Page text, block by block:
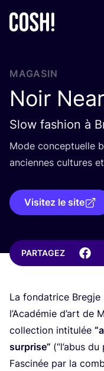
MAGASIN
Noir
Slow fashion à
Mode concep­tuelle
anciennes cultures
Visitez le site
PARTAGEZ
La fon­da­trice
l’A­ca­dé­mie d’art de
col­lec­tion inti­tu­lée “
sur­prise” (“l’abus
Fas­ci­née par la